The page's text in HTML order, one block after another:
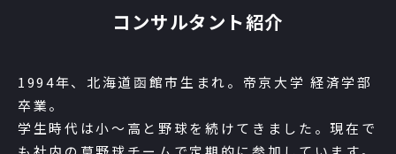
コンサルタント紹介
1994年、北海道函館市生まれ。帝京大学 経済学部
卒業。
学生時代は小～高と野球を続けてきました。現在で